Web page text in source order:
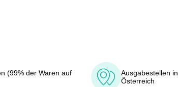
(99% der Waren auf
Ausgabestellen in
Österreich